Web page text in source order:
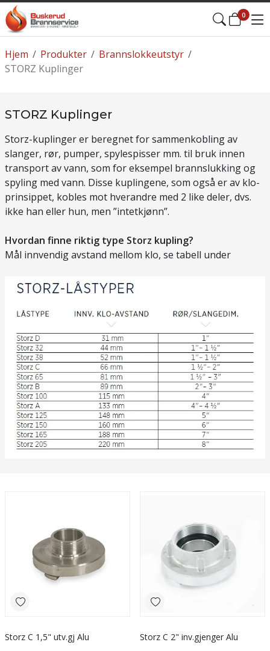
0
/
Hjem /
Produkter /
Brannslokkeutstyr
STORZ Kuplinger
STORZ Kuplinger
Storz-kuplinger er beregnet for sammenkobling av
slanger, rør, pumper, spylespisser mm. til bruk innen
transport av vann, som for eksempel brannslukking og
spyling med vann. Disse kuplingene, som også er av klo-
prinsippet, kobles mot hverandre med 2 like deler, dvs.
ikke han eller hun, men ”intetkjønn”.
Hvordan finne riktig type Storz kupling?
Mål innvendig avstand mellom klo, se tabell under
Storz C 1,5" utv.gj Alu Storz C 2" inv.gjenger Alu